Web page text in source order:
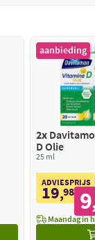
aanbieding
2x
D Olie
25 ml
ADVIESPRIJS
19,98 9
Maandag in